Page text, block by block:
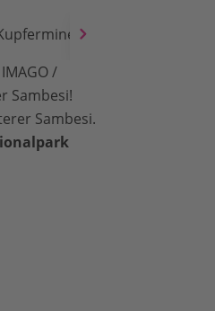
im Nationalpark
/
Sambesi!
Sambesi.